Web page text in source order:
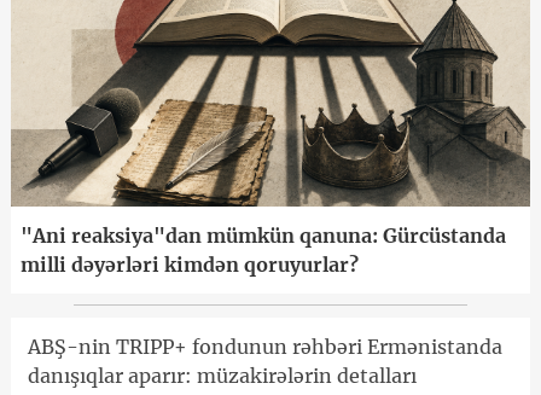
"Ani reaksiya"dan mümkün qanuna: Gürcüstanda
milli dəyərləri kimdən qoruyurlar?
ABŞ-nin TRIPP+ fondunun rəhbəri Ermənistanda
danışıqlar aparır: müzakirələrin detalları